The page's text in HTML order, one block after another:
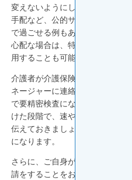
変えないようにしたいもの。配
手配など、公的サービスを活用
で過ごせる例もあります。それ
心配な場合は、特別養護施設な
用することも可能です。
介護者が介護保険を利用してい
ネージャーに連絡を取ります。
で要精密検査になるなど「がん
けた段階で、速やかにケアマネ
伝えておきましょう。その後の
になります。
さらに、ご自身ががん治療で入
請をすることをお勧めします。